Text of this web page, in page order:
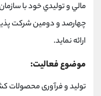
مالي و توليدي خود با
چهارصد و دومین شرکت
ارائه نماید.
موضوع فعالیت:
تولید و فرآوری محصولات